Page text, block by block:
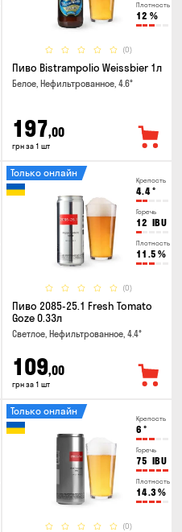
Плотность
12 %
(0)
Пиво Bistrampolio Weissbier 1л
Белое, Нефильтрованное, 4.6°
197,00
грн за 1 шт
Крепость
4.4°
Горечь
12 IBU
Плотность
11.5 %
(0)
Только онлайн
Пиво 2085-25.1 Fresh Tomato
Goze 0.33л
Светлое, Нефильтрованное, 4.4°
109,00
грн за 1 шт
Крепость
6 °
Горечь
75 IBU
Плотность
14.3%
(0)
Только онлайн